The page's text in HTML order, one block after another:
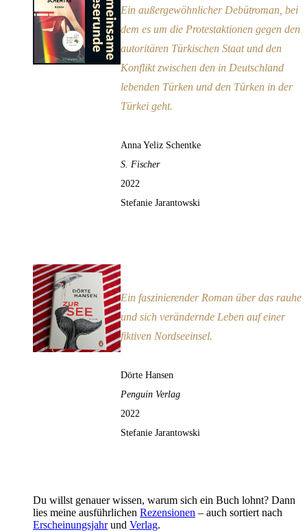
Ein außergewöhnlicher Debütroman, bei
dem es um die Protestaktionen gegen den
autoritären Türkischen Staat und den
Konflikt zwischen den in Deutschland
lebenden Türken und den Türken in der
Türkei geht.
Anna Yeliz Schentke
S. Fischer
2022
Stefanie Jarantowski
Ein faszinierender Roman über das rauhe
und sich verändernde Leben auf einer
fiktiven Nordseeinsel.
Dörte Hansen
Penguin Verlag
2022
Stefanie Jarantowski
Du willst genauer wissen, warum sich ein Buch lohnt? Dann
lies meine ausführlichen Rezensionen – auch sortiert nach
Erscheinungsjahrund Verlag.